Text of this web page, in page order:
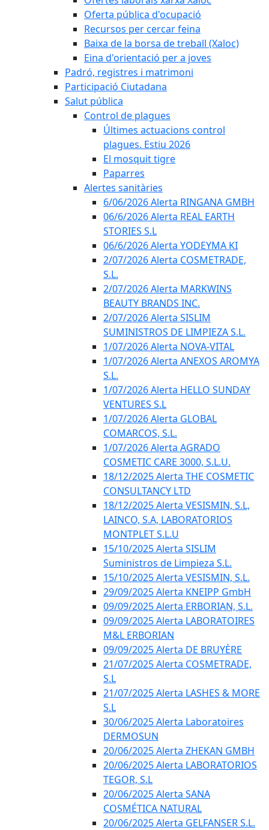
Oferta pública d'ocupació
Recursos per cercar feina
Baixa de la borsa de treball (Xaloc)
Eina d'orientació per a joves
Padró, registres i matrimoni
Participació Ciutadana
Salut pública
Control de plagues
Últimes actuacions control
plagues. Estiu 2026
El mosquit tigre
Paparres
Alertes sanitàries
6/06/2026 Alerta RINGANA GMBH
06/6/2026 Alerta REAL EARTH
STORIES S.L
06/6/2026 Alerta YODEYMA KI
2/07/2026 Alerta COSMETRADE,
S.L.
2/07/2026 Alerta MARKWINS
BEAUTY BRANDS INC.
2/07/2026 Alerta SISLIM
SUMINISTROS DE LIMPIEZA S.L.
1/07/2026 Alerta NOVA-VITAL
1/07/2026 Alerta ANEXOS AROMYA
S.L.
1/07/2026 Alerta HELLO SUNDAY
VENTURES S.L
1/07/2026 Alerta GLOBAL
COMARCOS, S.L.
1/07/2026 Alerta AGRADO
COSMETIC CARE 3000, S.L.U.
18/12/2025 Alerta THE COSMETIC
CONSULTANCY LTD
18/12/2025 Alerta VESISMIN, S.L,
LAINCO, S.A, LABORATORIOS
MONTPLET S.L.U
15/10/2025 Alerta SISLIM
Suministros de Limpieza S.L.
15/10/2025 Alerta VESISMIN, S.L.
29/09/2025 Alerta KNEIPP GmbH
09/09/2025 Alerta ERBORIAN, S.L.
09/09/2025 Alerta LABORATOIRES
M&L ERBORIAN
09/09/2025 Alerta DE BRUYÈRE
21/07/2025 Alerta COSMETRADE,
S.L
21/07/2025 Alerta LASHES & MORE
S.L
30/06/2025 Alerta Laboratoires
DERMOSUN
20/06/2025 Alerta ZHEKAN GMBH
20/06/2025 Alerta LABORATORIOS
TEGOR, S.L
20/06/2025 Alerta SANA
COSMÉTICA NATURAL
20/06/2025 Alerta GELFANSER S.L.